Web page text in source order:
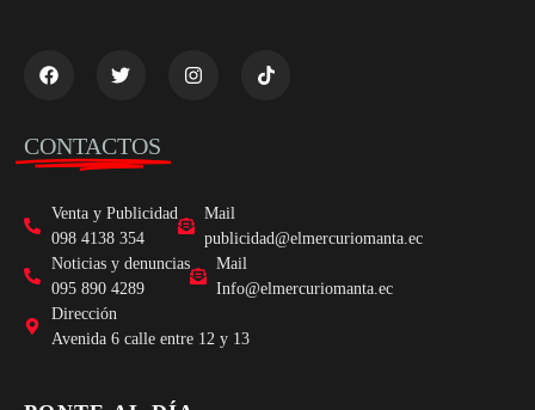
CONTACTOS
Venta y Publicidad
098 4138 354
Mail
publicidad@elmercuriomanta.ec
Noticias y denuncias
095 890 4289
Mail
Info@elmercuriomanta.ec
Dirección
Avenida 6 calle entre 12 y 13